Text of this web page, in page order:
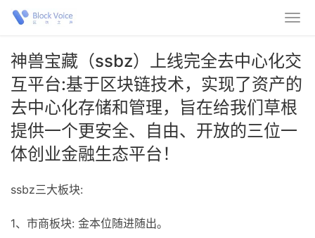
神兽宝藏（ssbz）上线完全去中心化交
互平台:基于‌区块链技术，实现了资产的
去中心化存储和管理，旨在给我们草根
提供一个更安全、自由、开放的三位一
体创业金融生态平台！
ssbz三大板块:
1、市商板块: 金本位随进随出。